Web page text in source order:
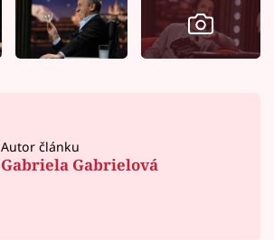
Autor článku
Gabriela Gabrielová